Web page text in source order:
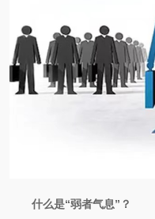
什么是“弱者气息”？